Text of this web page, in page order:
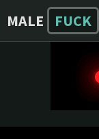
MALE FUCK